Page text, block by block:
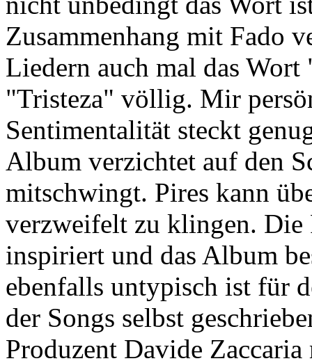
Zusammenhang mit Fado
Liedern auch mal das
"Tristeza" völlig. Mir
Sentimentalität steckt
Album verzichtet auf den
mitschwingt. Pires kann
verzweifelt zu klingen. Die
inspiriert und das Album
ebenfalls untypisch ist für
der Songs selbst
Produzent Davide